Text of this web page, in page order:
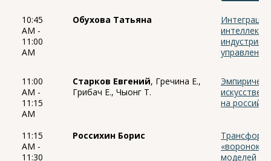
10:45
AM -
11:00
AM
Обухова Татьяна
индустрии
11:00
AM -
11:15
AM
Старков Евгений, Гречина Е.,
Грибач Е., Чыонг Т.
на
11:15
AM -
11:30
Россихин Борис
«воронок
моделей